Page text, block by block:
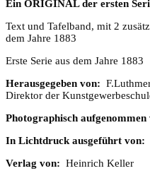
Ein ORIGINAL der ersten
Text und Tafelband, mit 2
dem Jahre 1883
Erste Serie aus dem Jahre 1883
Herausgegeben von:
Direktor der
Photographisch aufgenommen
In Lichtdruck ausgeführt von:
Verlag von: Heinrich Keller